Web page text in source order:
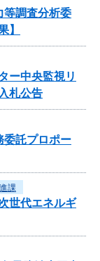
等調査分析委
】
ー中央監視リ
札公告
委託プロポー
課
世代エネルギ